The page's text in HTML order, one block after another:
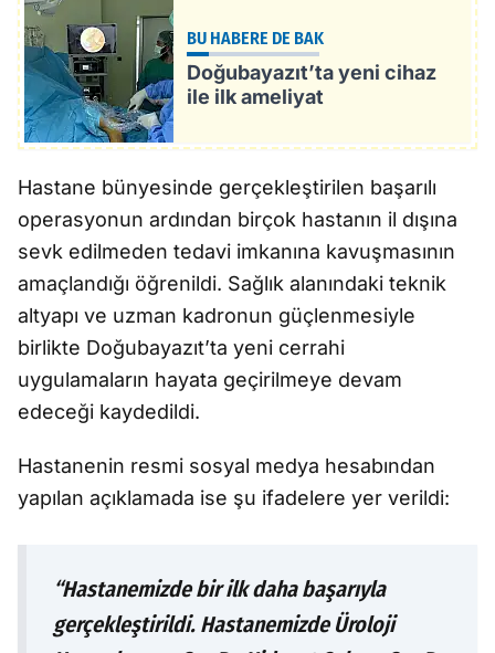
BU HABERE DE BAK
Doğubayazıt’ta yeni cihaz
ile ilk ameliyat
Hastane bünyesinde gerçekleştirilen başarılı
operasyonun ardından birçok hastanın il dışına
sevk edilmeden tedavi imkanına kavuşmasının
amaçlandığı öğrenildi. Sağlık alanındaki teknik
altyapı ve uzman kadronun güçlenmesiyle
birlikte Doğubayazıt’ta yeni cerrahi
uygulamaların hayata geçirilmeye devam
edeceği kaydedildi.
Hastanenin resmi sosyal medya hesabından
yapılan açıklamada ise şu ifadelere yer verildi:
“Hastanemizde bir ilk daha başarıyla
gerçekleştirildi. Hastanemizde Üroloji